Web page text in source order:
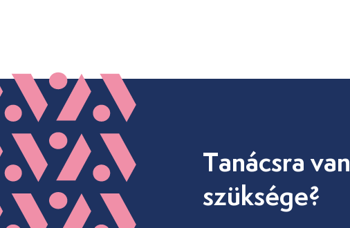
Tanácsra van
szüksége?